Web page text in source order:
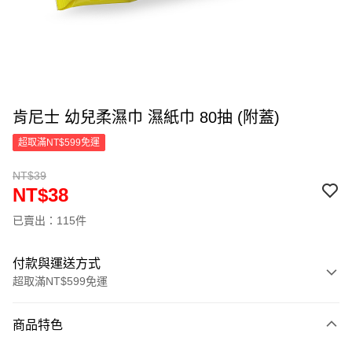
肯尼士 幼兒柔濕巾 濕紙巾 80抽 (附蓋)
超取滿NT$599免運
NT$39
NT$38
已賣出：115件
付款與運送方式
超取滿NT$599免運
信用卡一次付款
商品特色